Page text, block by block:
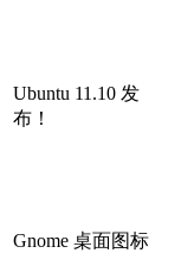
Ubuntu 11.10 发
布！
Gnome 桌面图标